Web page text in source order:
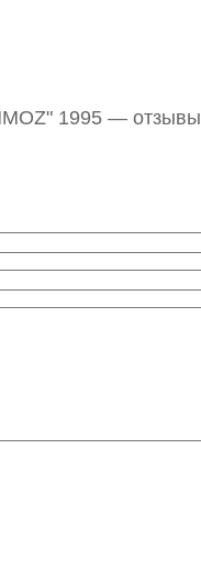
1995 — отзывы